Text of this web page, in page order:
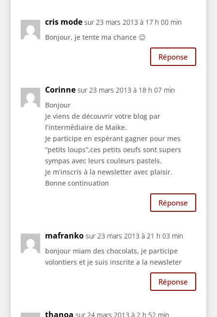
cris mode sur 23 mars 2013 à 17 h 00 min
Bonjour, je tente ma chance 😉
Réponse
Corinne sur 23 mars 2013 à 18 h 07 min
Bonjour
Je viens de découvrir votre blog par
l’intermédiaire de Maike.
Je participe en espérant gagner pour mes
“petits loups”,ces petits oeufs sont supers
sympas avec leurs couleurs pastels.
Je m’inscris à la newsletter avec plaisir.
Bonne continuation
Réponse
mafranko sur 23 mars 2013 à 21 h 03 min
bonjour miam des chocolats, je participe
volontiers et je suis inscrite a la newsleter
Réponse
thanoa sur 24 mars 2013 à 2 h 52 min